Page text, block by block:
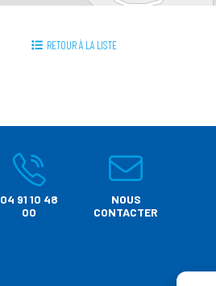
RETOUR À LA LISTE
04 91 10 48
00
NOUS
CONTACTER